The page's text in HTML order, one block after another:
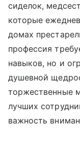
сиделок,
которые
домах
профессия
навыков, но и
душевной
торжественные
лучших
важность